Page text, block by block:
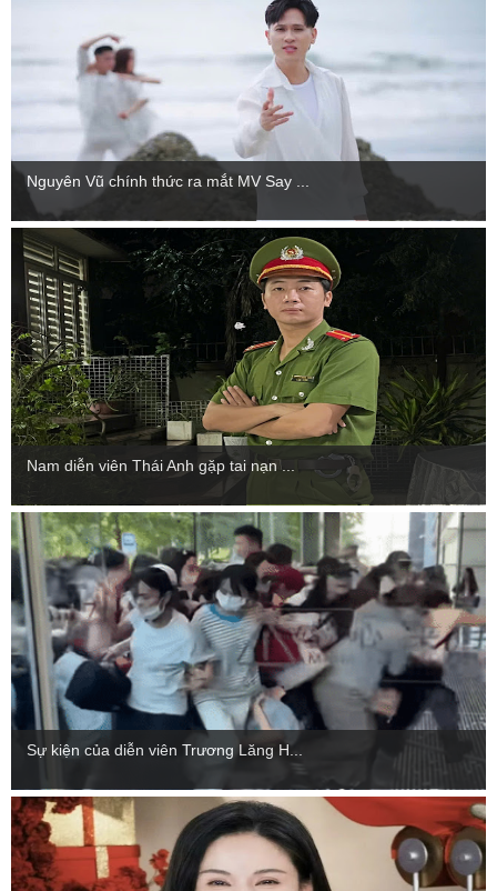
Nguyên Vũ chính thức ra mắt MV Say ...
Nam diễn viên Thái Anh gặp tai nạn ...
Sự kiện của diễn viên Trương Lăng H...